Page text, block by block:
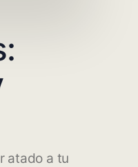
atado a tu